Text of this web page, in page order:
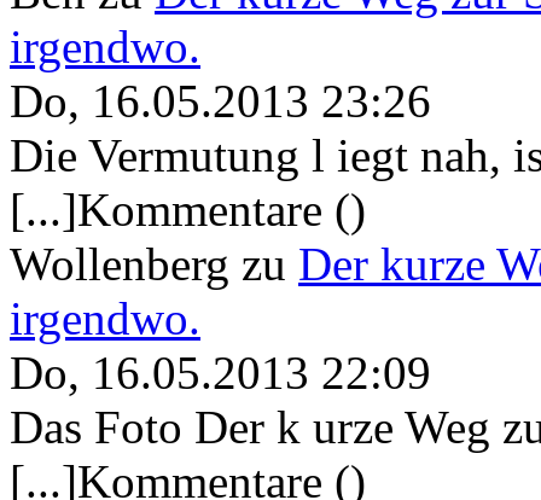
irgendwo.
Do, 16.05.2013 23:26
Die Vermutung l iegt nah,
[...]Kommentare ()
Wollenberg zu Der kurze
irgendwo.
Do, 16.05.2013 22:09
Das Foto Der k urze Weg
[...]Kommentare ()